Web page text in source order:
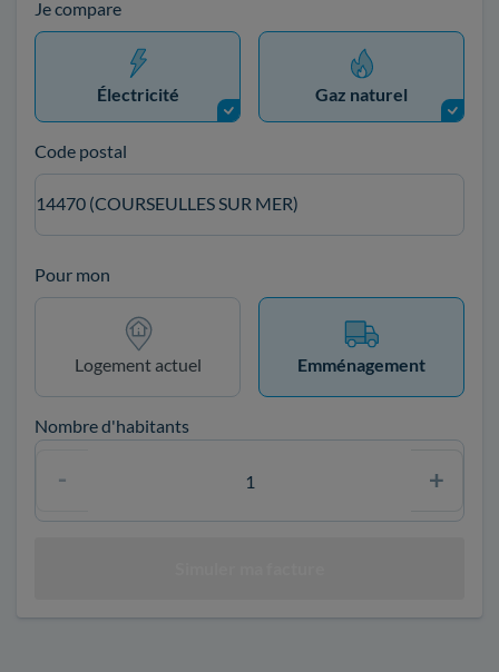
Je compare
Électricité Gaz naturel
Code postal
14470 (COURSEULLES SUR MER)
Pour mon
Logement actuel Emménagement
Nombre d'habitants